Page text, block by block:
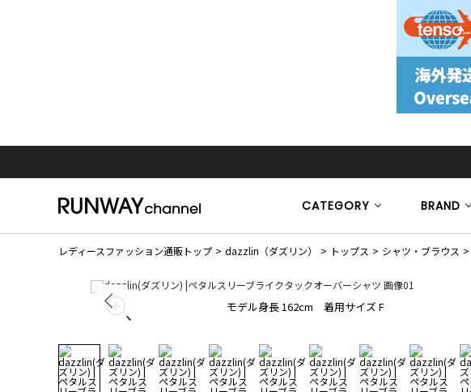
CATEGORY BRAND
レディースファッション通販トップ dazzlin（ダズリン） トップス シャツ・ブラウス
モデル身長 162cm 着用サイズ F